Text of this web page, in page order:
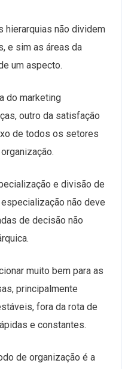
hierarquias não dividem
e sim as áreas da
um aspecto.
do marketing
outro da satisfação
de todos os setores
e divisão de
não deve
de decisão não
muito bem para as
principalmente
fora da rota de
e constantes.
de organização é a